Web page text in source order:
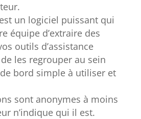
un logiciel puissant qui
équipe d’extraire des
outils d’assistance
les regrouper au sein
bord simple à utiliser et
sont anonymes à moins
n’indique qui il est.